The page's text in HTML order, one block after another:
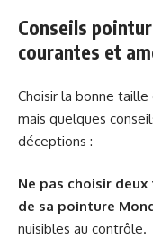
Conseils
courantes et
Choisir la bonne
mais quelques
déceptions :
Ne pas choisir
de sa pointure
nuisibles au contrôle.